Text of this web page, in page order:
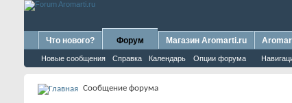
Что нового? Форум
Новые сообщения Справка Календарь Опции форума
Магазин Aromarti.ru
Сообщение форума